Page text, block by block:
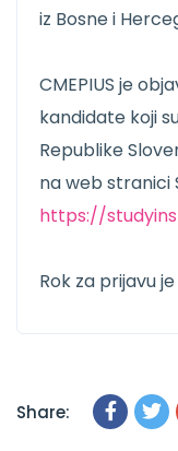
iz Bosne i
CMEPIUS je
kandidate koji
Republike
na web stranici
https://
Rok za prijavu je
Share: